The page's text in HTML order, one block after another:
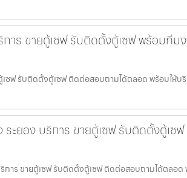
าร ขายตู้เซฟ รับติดตั้งตู้เซฟ พร้อมทีม
ซฟ รับติดตั้งตู้เซฟ ติดต่อสอบถามได้ตลอด พร้อมให้บ
ะยอง บริการ ขายตู้เซฟ รับติดตั้งตู้เซ
การ ขายตู้เซฟ รับติดตั้งตู้เซฟ ติดต่อสอบถามได้ตลอด